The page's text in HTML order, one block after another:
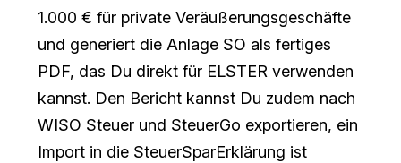
1.000 € für private Veräußerungsgeschäfte
und generiert die Anlage SO als fertiges
PDF, das Du direkt für ELSTER verwenden
kannst. Den Bericht kannst Du zudem nach
WISO Steuer und SteuerGo exportieren, ein
Import in die SteuerSparErklärung ist